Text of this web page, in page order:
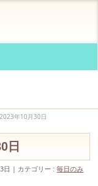
年10月30日
日
日 カテゴリー :毎日のみ